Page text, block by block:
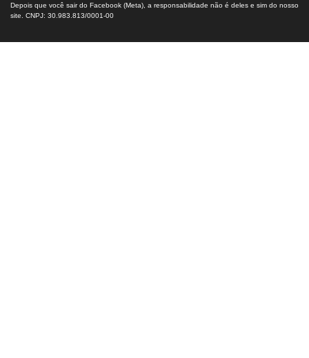
Depois que você sair do Facebook (Meta), a responsabilidade não é deles e sim do nosso
site. CNPJ: 30.983.813/0001-00